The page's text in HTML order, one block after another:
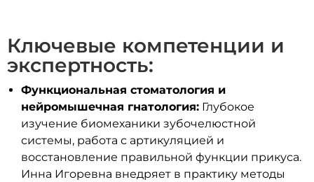
Ключевые компетенции и
экспертность:
Функциональная стоматология и
нейромышечная гнатология: Глубокое
изучение биомеханики зубочелюстной
системы, работа с артикуляцией и
восстановление правильной функции прикуса.
Инна Игоревна внедряет в практику методы